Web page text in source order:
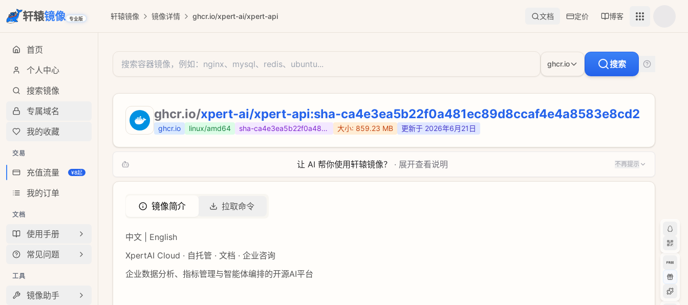
轩辕镜像 专业版
首页
个人中心
搜索镜像
专属域名
我的收藏
交易
充值流量 ¥8起
我的订单
文档
使用手册
常见问题
工具
镜像助手
ghcr.io 搜索
ghcr.io/xpert-ai/xpert-api:sha-ca4e3ea5b22f0a481ec89d8ccaf4e4a8583e8cd2
ghcr.io linux/amd64 sha-ca4e3ea5b22f0a481ec89d8ccaf4e4a8583e8cd2 大小: 859.23 MB 更新于 2026年6月21日
让 AI 帮你使用轩辕镜像？ · 展开查看说明 不再提示
镜像简介 拉取命令
中文 | English
XpertAI Cloud · 自托管 · 文档 · 企业咨询
企业数据分析、指标管理与智能体编排的开源AI平台
轩辕镜像 镜像详情 ghcr.io/xpert-ai/xpert-api 文档 定价
查看流量套餐与价格
博客
Docker 镜像公告与技术博